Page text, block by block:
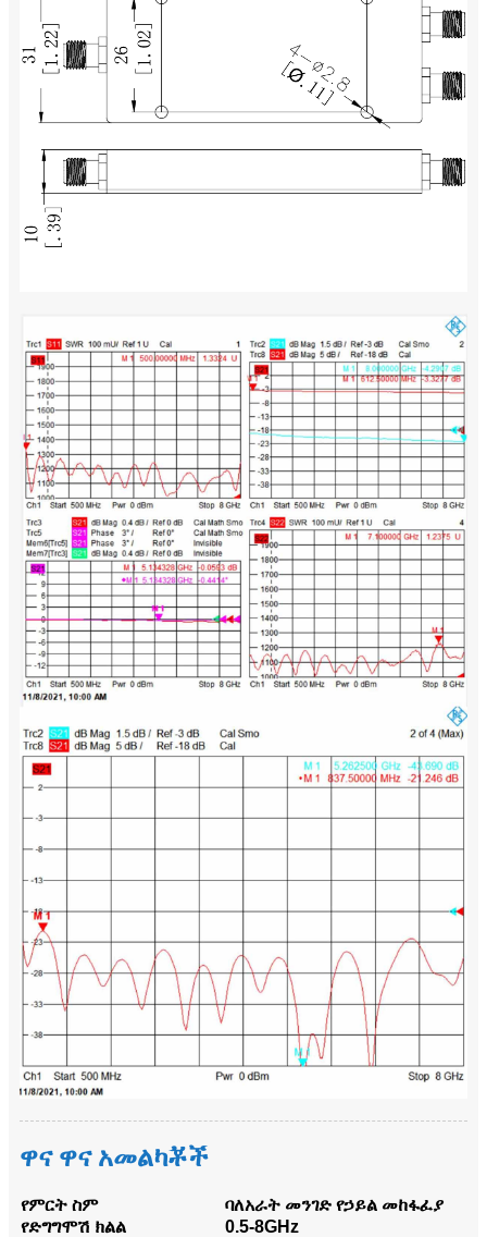
ዋና ዋና አመልካቾች
የምርት ስም
ባለአራት መንገድ የኃይል መከፋፈያ
የድግግሞሽ ክልል
0.5-8GHz